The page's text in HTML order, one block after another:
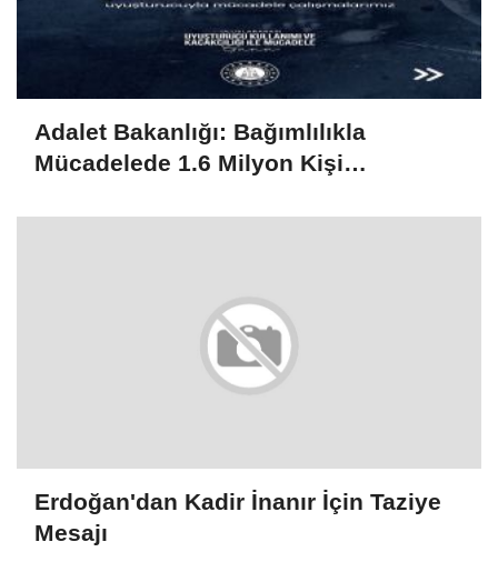
Adalet Bakanlığı: Bağımlılıkla
Mücadelede 1.6 Milyon Kişi
Erdoğan'dan Kadir İnanır İçin Taziye
Mesajı